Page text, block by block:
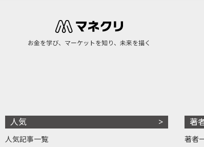
お金を学び、マーケットを知り、未来を描く
人気
人気記事一覧
著
著者